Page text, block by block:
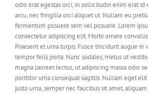
odio erat egestas orci, in sollicitudin enim erat id
arcu, nec fringilla orci aliquet ut. Nullam eu
fermentum posuere sem vel posuere. Lorem
consectetur adipiscing elit. Morbi ornare
Praesent et urna turpis. Fusce tincidunt augue in
tempor felis porta. Nunc sodales, metus ut
magna laoreet lectus, ut adipiscing massa odio
porttitor urna consequat sagittis. Nullam eget
justo urna, semper nec faucibus sit amet,